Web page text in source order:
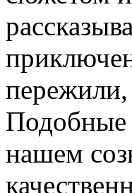
пережили,
Подобные
нашем